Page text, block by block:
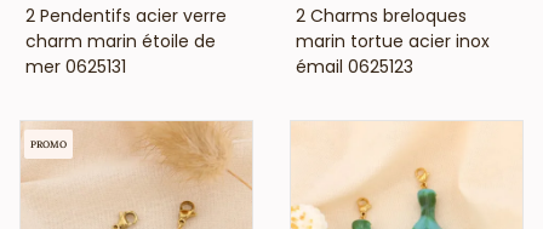
VOIR LE PRIX
2 Pendentifs acier verre
charm marin étoile de
mer 0625131
VOIR LE PRIX
2 Charms breloques
marin tortue acier inox
émail 0625123
PROMO